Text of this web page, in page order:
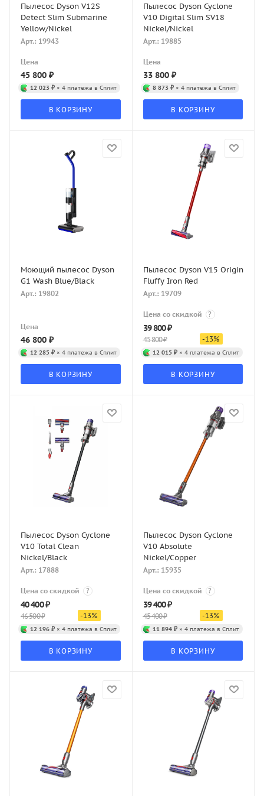
Пылесос Dyson V12S
Detect Slim Submarine
Yellow/Nickel
Арт.: 19943
Цена
45 800 ₽
12 023 ₽ × 4 платежа в Сплит
В КОРЗИНУ
Пылесос Dyson Cyclone
V10 Digital Slim SV18
Nickel/Nickel
Арт.: 19885
Цена
33 800₽
8 873 ₽× 4 платежа в Сплит
В КОРЗИНУ
Моющий пылесос Dyson
G1 Wash Blue/Black
Арт.: 19802
Цена
46 800 ₽
12 285 ₽ × 4 платежа в Сплит
В КОРЗИНУ
Пылесос Dyson V15 Origin
Fluffy Iron Red
Арт.: 19709
Цена со скидкой ?
39 800₽
45 800₽ -13%
12 015 ₽× 4 платежа в Сплит
В КОРЗИНУ
Пылесос Dyson Cyclone
V10 Total Clean
Nickel/Black
Арт.: 17888
Цена со скидкой ?
40 400₽
46 500₽ -13%
12 196 ₽ × 4 платежа в Сплит
В КОРЗИНУ
Пылесос Dyson Cyclone
V10 Absolute
Nickel/Copper
Арт.: 15935
Цена со скидкой ?
39 400₽
45 400₽ -13%
11 894 ₽× 4 платежа в Сплит
В КОРЗИНУ